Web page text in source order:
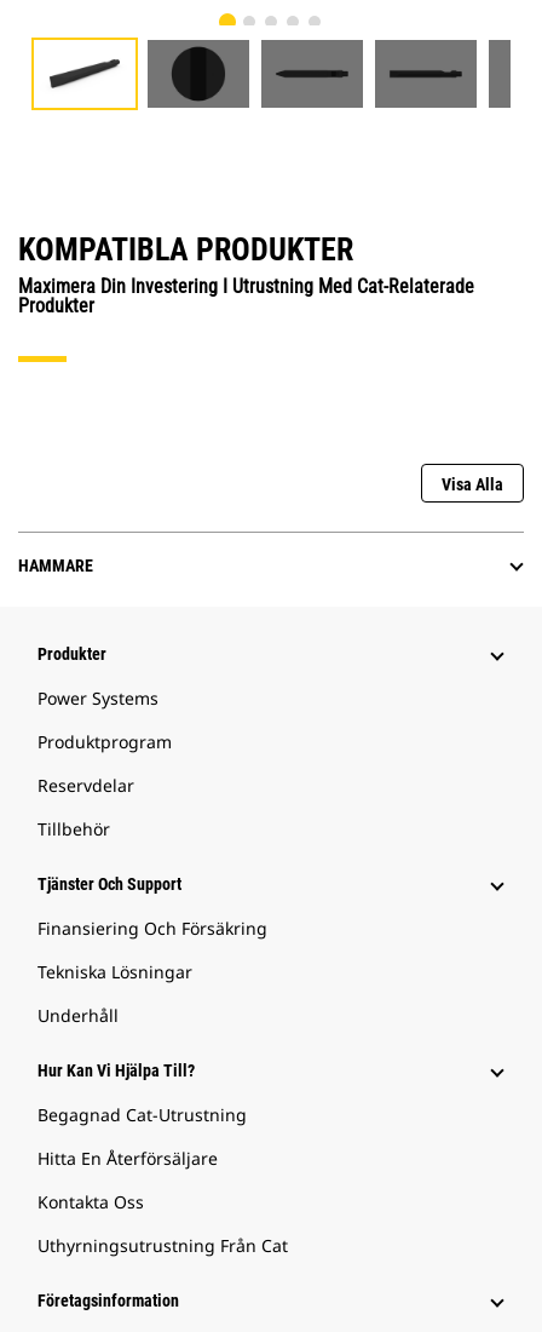
KOMPATIBLA PRODUKTER
Maximera Din Investering I Utrustning Med Cat-Relaterade
Produkter
Visa Alla
HAMMARE
Produkter
Power Systems
Produktprogram
Reservdelar
Tillbehör
Tjänster Och Support
Finansiering Och Försäkring
Tekniska Lösningar
Underhåll
Hur Kan Vi Hjälpa Till?
Begagnad Cat-Utrustning
Hitta En Återförsäljare
Kontakta Oss
Uthyrningsutrustning Från Cat
Företagsinformation